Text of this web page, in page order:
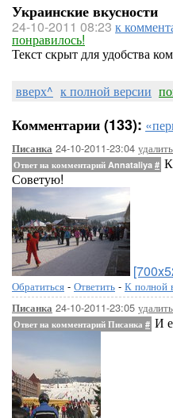
Украинские вкусности
24-10-2011 08:23 к
понравилось!
Текст скрыт для удобства
вверх^ к полной версии
Комментарии (133):
Писанка 24-10-2011-23:04 удалить
Ответ на комментарий Annataliya #
Советую!
Обратиться - Ответить - К полной
Писанка 24-10-2011-23:05 удалить
Ответ на комментарий Писанка # И